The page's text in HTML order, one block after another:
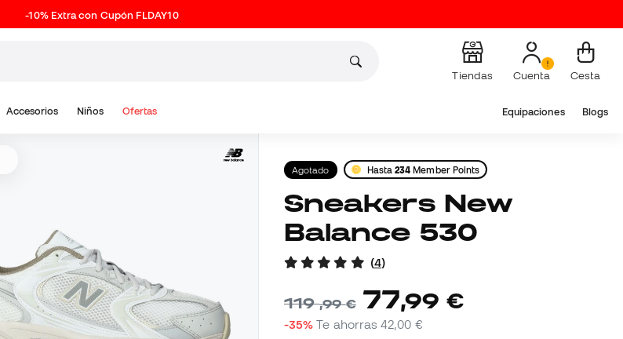
-10% Extra con Cupón FLDAY10
Tiendas Cuenta Cesta
Accesorios Niños Ofertas Equipaciones Blogs
Agotado Hasta234 Member Points
Sneakers New
Balance 530
(4)
119,99 € 77,99 €
-35% Te ahorras42,00 €